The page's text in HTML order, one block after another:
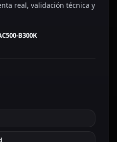
real, validación técnica y
B300K